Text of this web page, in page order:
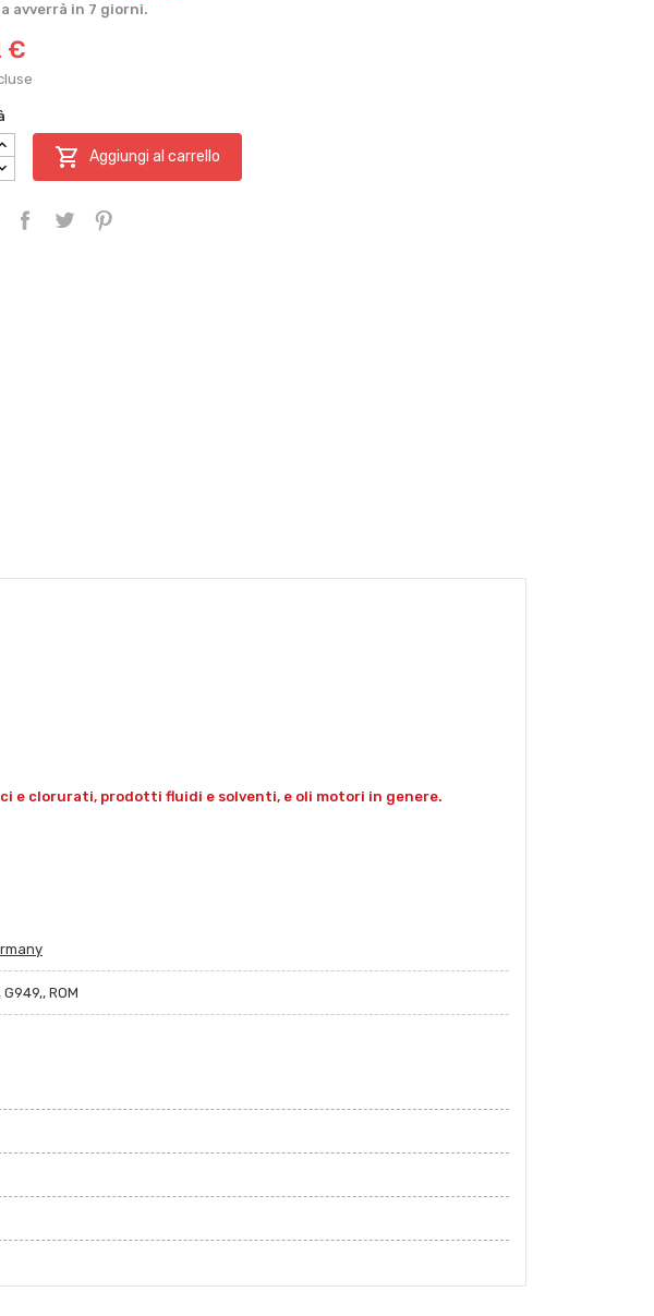
avverrà in 7 giorni.
€
 Aggiungi al carrello
e clorurati, prodotti fluidi e solventi, e oli motori in genere.
ROM